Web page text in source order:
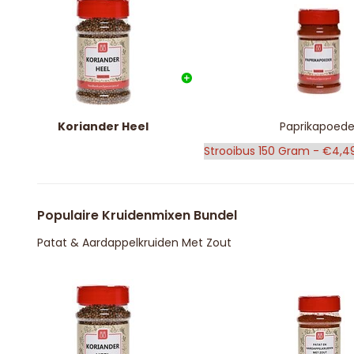
Koriander Heel
Populaire Kruidenmixen Bundel
Patat & Aardappelkruiden Met Zout